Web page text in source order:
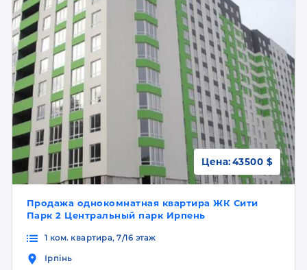
Продажа однокомнатная квартира ЖК Сити
Парк 2 Центральный парк Ирпень
Цена:43500 $
1 ком. квартира, 7/16 этаж
Ірпінь